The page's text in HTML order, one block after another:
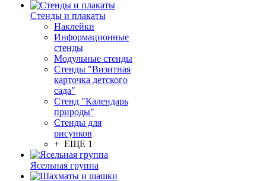
Стенды и плакаты
Наклейки
Информационные
стенды
Модульные стенды
Стенды "Визитная
карточка детского
сада"
Стенд "Календарь
природы"
Стенды для
рисунков
+ ЕЩЕ 1
Ясельная группа